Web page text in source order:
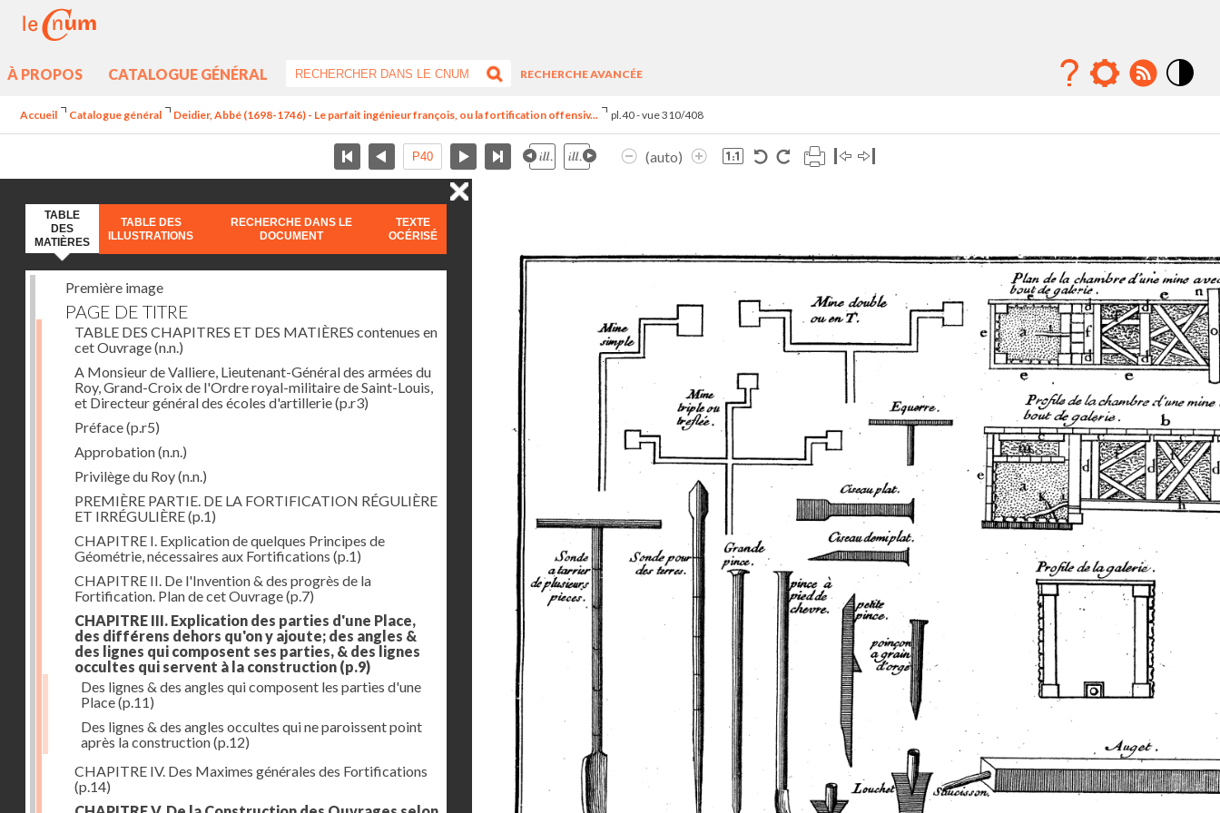
À PROPOS CATALOGUE GÉNÉRAL
RECHERCHE AVANCÉE
Accueil Catalogue général Deidier, Abbé (1698-1746) - Le parfait ingénieur françois, ou la fortification offensiv... pl.40 - vue 310/408
(auto)
TABLE
DES
MATIÈRES
TABLE DES
ILLUSTRATIONS
RECHERCHE DANS LE
DOCUMENT
TEXTE
OCÉRISÉ
Première image
PAGE DE TITRE
TABLE DES CHAPITRES ET DES MATIÈRES contenues en
cet Ouvrage(n.n.)
A Monsieur de Valliere, Lieutenant-Général des armées du
Roy, Grand-Croix de l'Ordre royal-militaire de Saint-Louis,
et Directeur général des écoles d'artillerie(p.r3)
Préface(p.r5)
Approbation(n.n.)
Privilège du Roy(n.n.)
PREMIÈRE PARTIE. DE LA FORTIFICATION RÉGULIÈRE
ET IRRÉGULIÈRE(p.1)
CHAPITRE I. Explication de quelques Principes de
Géométrie, nécessaires aux Fortifications (p.1)
CHAPITRE II. De l'Invention & des progrès de la
Fortification. Plan de cet Ouvrage(p.7)
CHAPITRE III. Explication des parties d'une Place,
des différens dehors qu'on y ajoute; des angles &
des lignes qui composent ses parties, & des lignes
occultes qui servent à la construction (p.9)
Des lignes & des angles qui composent les parties d'une
Place(p.11)
Des lignes & des angles occultes qui ne paroissent point
après la construction(p.12)
CHAPITRE IV. Des Maximes générales des Fortifications
(p.14)